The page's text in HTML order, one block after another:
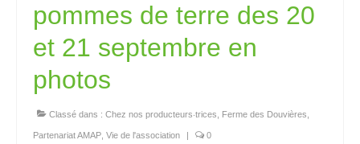
pommes de terre des 20
et 21 septembre en
photos
Classé dans : Chez nos producteurs‧trices Ferme des Douvières
Partenariat AMAP Vie de l'association 0